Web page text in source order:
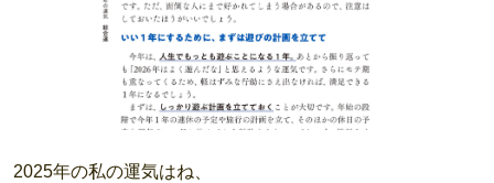
2025年の私の運気はね、